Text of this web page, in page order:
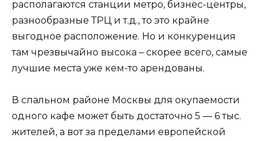
располагаются станции метро, бизнес-центры,
разнообразные ТРЦ и т.д., то это крайне
выгодное расположение. Но и конкуренция
там чрезвычайно высока – скорее всего, самые
лучшие места уже кем-то арендованы.
В спальном районе Москвы для окупаемости
одного кафе может быть достаточно 5 — 6 тыс.
жителей, а вот за пределами европейской